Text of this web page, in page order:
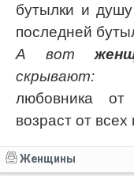
бутылки и
последней
А вот
скрывают:
любовника
возраст от всех
Женщины